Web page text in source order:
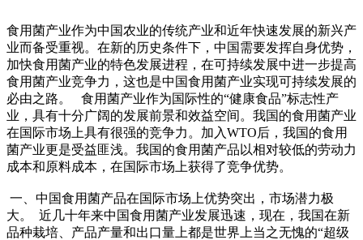
食用菌产业作为中国农业的传统产业和近年快速发展的新兴产
业而备受重视。在新的历史条件下，中国需要发挥自身优势，
加快食用菌产业的特色发展进程，在可持续发展中进一步提高
食用菌产业竞争力，这也是中国食用菌产业实现可持续发展的
必由之路。 食用菌产业作为国际性的“健康食品”标志性产
业，具有十分广阔的发展前景和效益空间。我国的食用菌产业
在国际市场上具有很强的竞争力。加入WTO后，我国的食用
菌产业更是受益匪浅。我国的食用菌产品以相对较低的劳动力
成本和原料成本，在国际市场上获得了竞争优势。
一、中国食用菌产品在国际市场上优势突出，市场潜力极
大。 近几十年来中国食用菌产业发展迅速，现在，我国在新
品种栽培、产品产量和出口量上都是世界上当之无愧的“超级